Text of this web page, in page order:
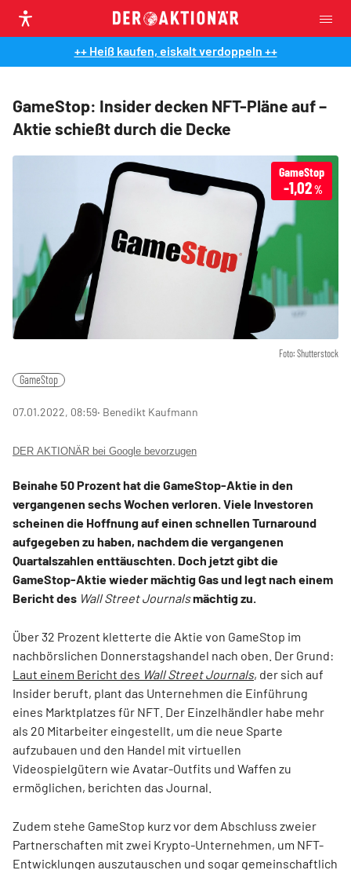
++ Heiß kaufen, eiskalt verdoppeln ++
GameStop: Insider decken NFT-Pläne auf –
Aktie schießt durch die Decke
Foto: Shutterstock
GameStop
-1,02%
GameStop
07.01.2022, 08:59‧ Benedikt Kaufmann
DER AKTIONÄR bei Google bevorzugen
Beinahe 50 Prozent hat die GameStop-Aktie in den
vergangenen sechs Wochen verloren. Viele Investoren
scheinen die Hoffnung auf einen schnellen Turnaround
aufgegeben zu haben, nachdem die vergangenen
Quartalszahlen enttäuschten. Doch jetzt gibt die
GameStop-Aktie wieder mächtig Gas und legt nach einem
Bericht des Wall Street Journalsmächtig zu.
Über 32 Prozent kletterte die Aktie von GameStop im
nachbörslichen Donnerstagshandel nach oben. Der Grund:
Laut einem Bericht des Wall Street Journals, der sich auf
Insider beruft, plant das Unternehmen die Einführung
eines Marktplatzes für NFT. Der Einzelhändler habe mehr
als 20 Mitarbeiter eingestellt, um die neue Sparte
aufzubauen und den Handel mit virtuellen
Videospielgütern wie Avatar-Outfits und Waffen zu
ermöglichen, berichten das Journal.
Zudem stehe GameStop kurz vor dem Abschluss zweier
Partnerschaften mit zwei Krypto-Unternehmen, um NFT-
Entwicklungen auszutauschen und sogar gemeinschaftlich